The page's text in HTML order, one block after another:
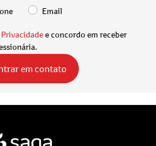
Email
e concordo em receber
em contato